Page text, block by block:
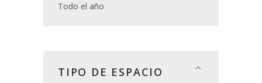
Todo el año
TIPO DE ESPACIO